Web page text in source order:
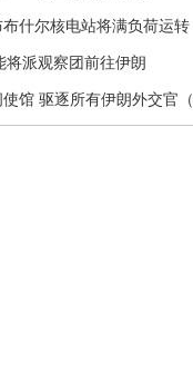
什尔核电站将满负荷运转
将派观察团前往伊朗
馆 驱逐所有伊朗外交官